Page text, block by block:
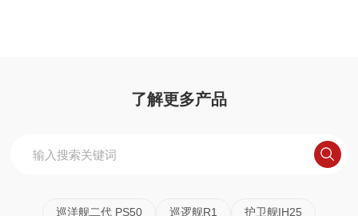
了解更多产品
巡洋舰二代 PS50 巡逻舰R1 护卫舰IH25